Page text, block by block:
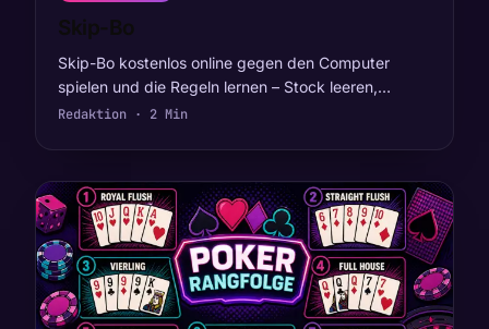
Skip-Bo
Skip-Bo kostenlos online gegen den Computer
spielen und die Regeln lernen – Stock leeren,…
Redaktion · 2 Min